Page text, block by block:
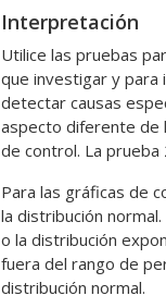
Interpretación
Utilice las pruebas
que investigar y para
detectar causas
aspecto diferente de
de control. La
Para las gráficas de
la distribución
o la distribución
fuera del rango de
distribución normal.